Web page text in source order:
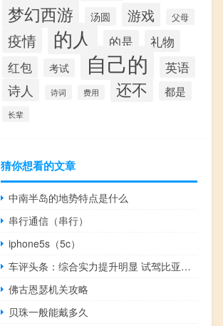
梦幻西游 汤圆 游戏 父母
疫情 的人 的是 礼物
红包 考试 自己的 英语
诗人 诗词 费用 还不 都是
长辈
猜你想看的文章
中南半岛的地势特点是什么
串行通信（串行）
iphone5s（5c）
车评头条：综合实力提升明显 试驾比亚迪宋2.0TID
佛古恩瑟机关攻略
贝珠一般能戴多久